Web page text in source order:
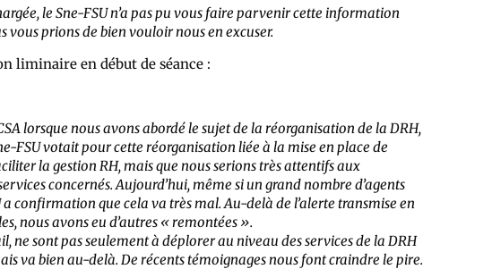
le Sne-FSU n’a pas pu vous faire parvenir cette information
vous prions de bien vouloir nous en excuser.
liminaire en début de séance :
lorsque nous avons abordé le sujet de la réorganisation de la DRH,
FSU votait pour cette réorganisation liée à la mise en place de
la gestion RH, mais que nous serions très attentifs aux
concernés. Aujourd’hui, même si un grand nombre d’agents
a confirmation que cela va très mal. Au-delà de l’alerte transmise en
nous avons eu d’autres « remontées ».
ne sont pas seulement à déplorer au niveau des services de la DRH
va bien au-delà. De récents témoignages nous font craindre le pire.